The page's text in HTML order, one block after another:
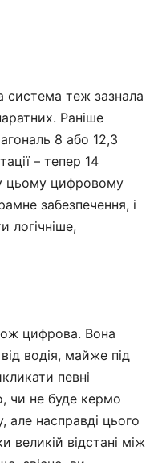
система теж зазнала
Раніше
8 або 12,3
– тепер 14
цьому цифровому
забезпечення, і
логічніше,
цифрова. Вона
водія, майже під
певні
чи не буде кермо
але насправді цього
великій відстані між